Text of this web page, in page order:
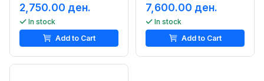
2,750.00 ден.
In stock
Add to Cart
7,600.00 ден.
In stock
Add to Cart